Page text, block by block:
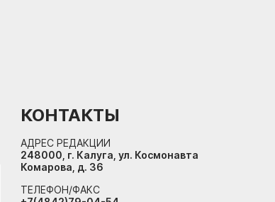
КОНТАКТЫ
АДРЕС РЕДАКЦИИ
248000, г. Калуга, ул. Космонавта
Комарова, д. 36
ТЕЛЕФОН/ФАКС